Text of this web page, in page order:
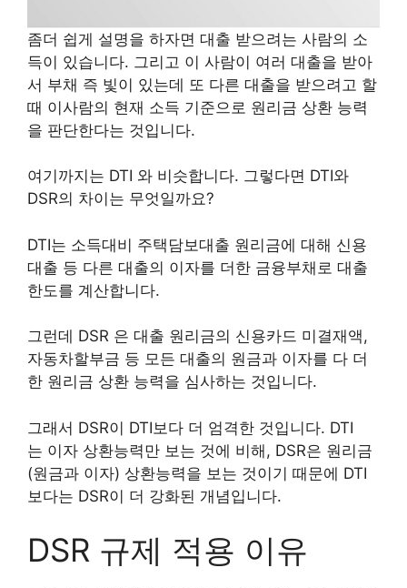
좀더 쉽게 설명을 하자면 대출 받으려는 사람의 소
득이 있습니다. 그리고 이 사람이 여러 대출을 받아
서 부채 즉 빛이 있는데 또 다른 대출을 받으려고 할
때 이사람의 현재 소득 기준으로 원리금 상환 능력
을 판단한다는 것입니다.
여기까지는 DTI 와 비슷합니다. 그렇다면 DTI와
DSR의 차이는 무엇일까요?
DTI는 소득대비 주택담보대출 원리금에 대해 신용
대출 등 다른 대출의 이자를 더한 금융부채로 대출
한도를 계산합니다.
그런데 DSR 은 대출 원리금의 신용카드 미결재액,
자동차할부금 등 모든 대출의 원금과 이자를 다 더
한 원리금 상환 능력을 심사하는 것입니다.
그래서 DSR이 DTI보다 더 엄격한 것입니다. DTI
는 이자 상환능력만 보는 것에 비해, DSR은 원리금
(원금과 이자) 상환능력을 보는 것이기 때문에 DTI
보다는 DSR이 더 강화된 개념입니다.
DSR 규제 적용 이유